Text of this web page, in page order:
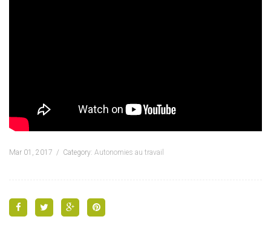
Mar 01, 2017 Category: Autonomies au travail